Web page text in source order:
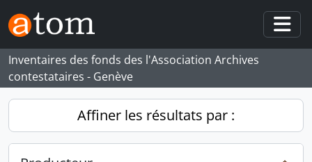
Skip to main content
Inventaires des fonds des l'Association Archives
contestataires - Genève
Affiner les résultats par :